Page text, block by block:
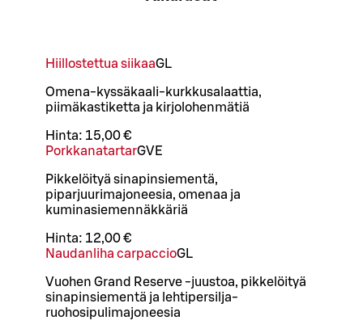
Hiillostettua siikaaGL
Omena-kyssäkaali-kurkkusalaattia,
piimäkastiketta ja kirjolohenmätiä
Hinta: 15,00 €
PorkkanatartarGVE
Pikkelöityä sinapinsiementä,
piparjuurimajoneesia, omenaa ja
kuminasiemennäkkäriä
Hinta: 12,00 €
Naudanliha carpaccioGL
Vuohen Grand Reserve -juustoa, pikkelöityä
sinapinsiementä ja lehtipersilja-
ruohosipulimajoneesia